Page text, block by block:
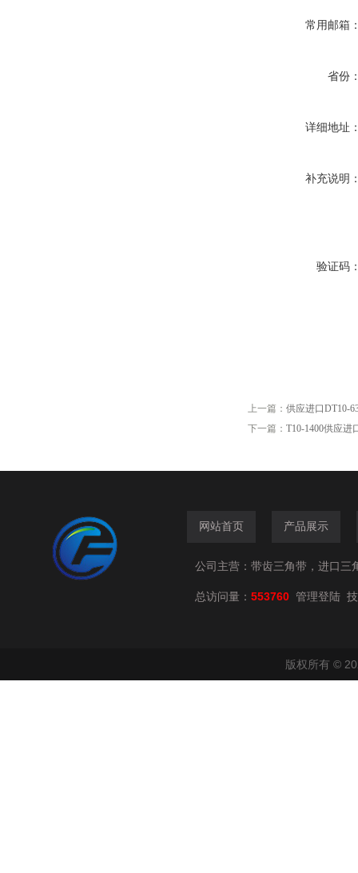
常用邮箱
省份
详细地址
补充说明
验证码
上一篇： 供应进口DT10-
下一篇： T10-1400供应进
网站首页 产品展示
公司主营：带齿三角带，进口三
总访问量： 553760 管理登陆
版权所有 ©